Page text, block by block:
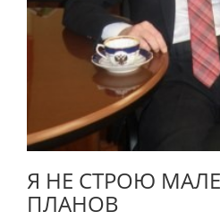
Я НЕ СТРОЮ
ПЛАНОВ